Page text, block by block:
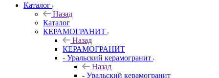
Каталог
Назад
Каталог
КЕРАМОГРАНИТ
Назад
КЕРАМОГРАНИТ
- Уральский керамогранит
Назад
- Уральский керамогранит